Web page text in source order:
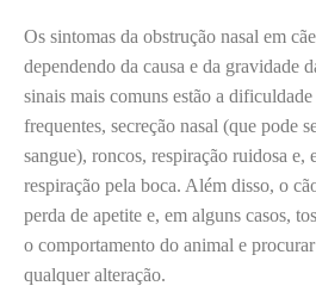
Os sintomas da obstrução nasal em
dependendo da causa e da gravidade
sinais mais comuns estão a
frequentes, secreção nasal (que pode
sangue), roncos, respiração ruidosa e,
respiração pela boca. Além disso, o
perda de apetite e, em alguns casos,
o comportamento do animal e
qualquer alteração.